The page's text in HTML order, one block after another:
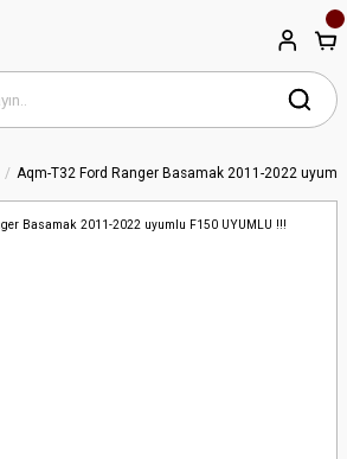
Aqm-T32 Ford Ranger Basamak 2011-2022 uyumlu